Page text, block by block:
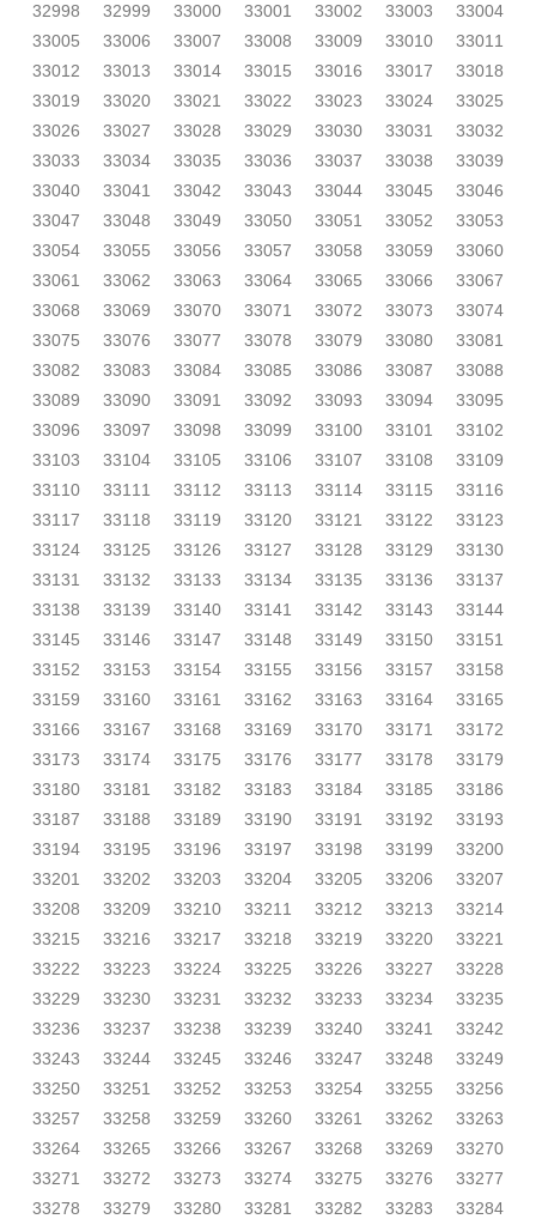
32998
32999 33000 33001 33002 33003
33004
33005
33006 33007 33008 33009 33010
33011
33012
33013 33014 33015 33016 33017
33018
33019
33020 33021 33022 33023 33024
33025
33026
33027 33028 33029 33030 33031
33032
33033
33034 33035 33036 33037 33038
33039
33040
33041 33042 33043 33044 33045
33046
33047
33048 33049 33050 33051 33052
33053
33054
33055 33056 33057 33058 33059
33060
33061
33062 33063 33064 33065 33066
33067
33068
33069 33070 33071 33072 33073
33074
33075
33076 33077 33078 33079 33080
33081
33082
33083 33084 33085 33086 33087
33088
33089
33090 33091 33092 33093 33094
33095
33096
33097 33098 33099 33100 33101
33102
33103
33104 33105 33106 33107 33108
33109
33110
33111 33112 33113 33114 33115
33116
33117
33118 33119 33120 33121 33122
33123
33124
33125 33126 33127 33128 33129
33130
33131
33132 33133 33134 33135 33136
33137
33138
33139 33140 33141 33142 33143
33144
33145
33146 33147 33148 33149 33150
33151
33152
33153 33154 33155 33156 33157
33158
33159
33160 33161 33162 33163 33164
33165
33166
33167 33168 33169 33170 33171
33172
33173
33174 33175 33176 33177 33178
33179
33180
33181 33182 33183 33184 33185
33186
33187
33188 33189 33190 33191 33192
33193
33194
33195 33196 33197 33198 33199
33200
33201
33202 33203 33204 33205 33206
33207
33208
33209 33210 33211 33212 33213
33214
33215
33216 33217 33218 33219 33220
33221
33222
33223 33224 33225 33226 33227
33228
33229
33230 33231 33232 33233 33234
33235
33236
33237 33238 33239 33240 33241
33242
33243
33244 33245 33246 33247 33248
33249
33250
33251 33252 33253 33254 33255
33256
33257
33258 33259 33260 33261 33262
33263
33264
33265 33266 33267 33268 33269
33270
33271
33272 33273 33274 33275 33276
33277
33278
33279 33280 33281 33282 33283
33284